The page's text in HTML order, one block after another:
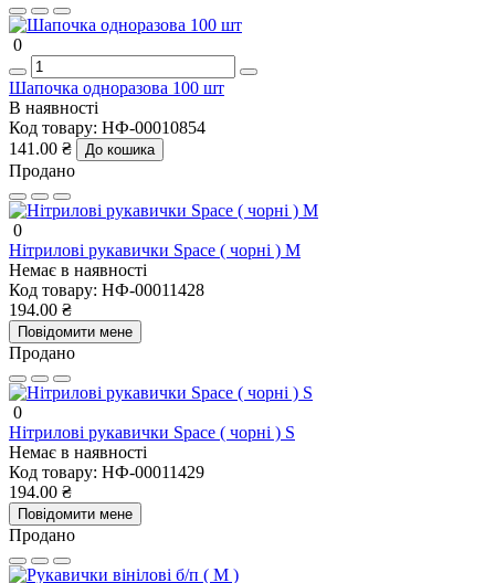
0
Шапочка одноразова 100 шт
В наявності
Код товару: НФ-00010854
141.00 ₴
До кошика
Продано
0
Нітрилові рукавички Space ( чорні ) M
Немає в наявності
Код товару: НФ-00011428
194.00 ₴
Повідомити мене
Продано
0
Нітрилові рукавички Space ( чорні ) S
Немає в наявності
Код товару: НФ-00011429
194.00 ₴
Повідомити мене
Продано